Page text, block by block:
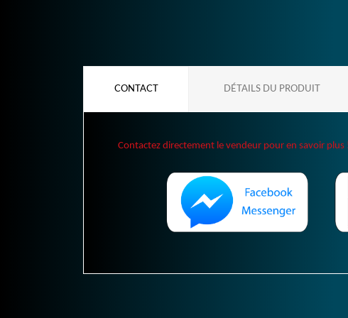
CONTACT DÉTAILS DU PRODUIT
Contactez directement le vendeur pour en savoir